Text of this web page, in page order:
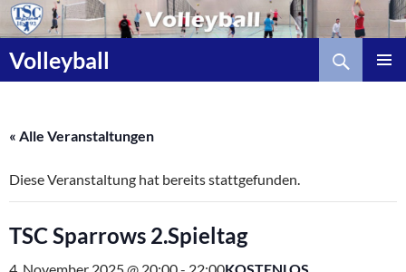
Zum
Inhalt
springen
Volleyball
Suchen
« Alle Veranstaltungen
Diese Veranstaltung hat bereits stattgefunden.
TSC Sparrows 2.Spieltag